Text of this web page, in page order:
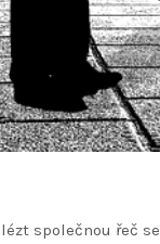
společnou řeč